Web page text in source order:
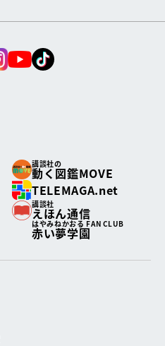
講談社の
動く図鑑MOVE
TELEMAGA.net
講談社
えほん通信
はやみねかおる FAN CLUB
赤い夢学園